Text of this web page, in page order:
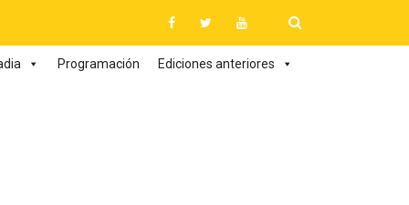
Programación Ediciones anteriores